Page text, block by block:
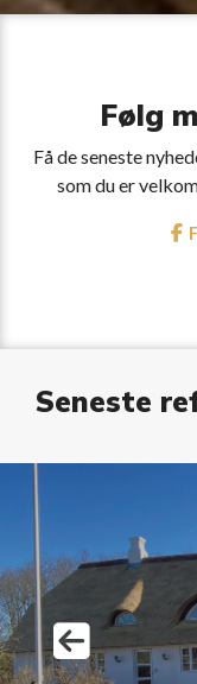
Følg
Få de seneste
som du er
Seneste